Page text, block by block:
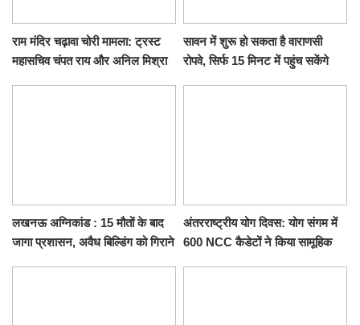
राम मंदिर चढ़ावा चोरी मामला: ट्रस्ट
महासचिव चंपत राय और अनिल मिश्रा
सावन में शुरू हो सकता है वाराणसी
रोपवे, सिर्फ 15 मिनट में पहुंच सकेंगे
लखनऊ अग्निकांड : 15 मौतों के बाद
जागा प्रशासन, अवैध बिल्डिंग को गिराने
अंतरराष्ट्रीय योग दिवस: योग संगम में
600 NCC कैडेटों ने किया सामूहिक